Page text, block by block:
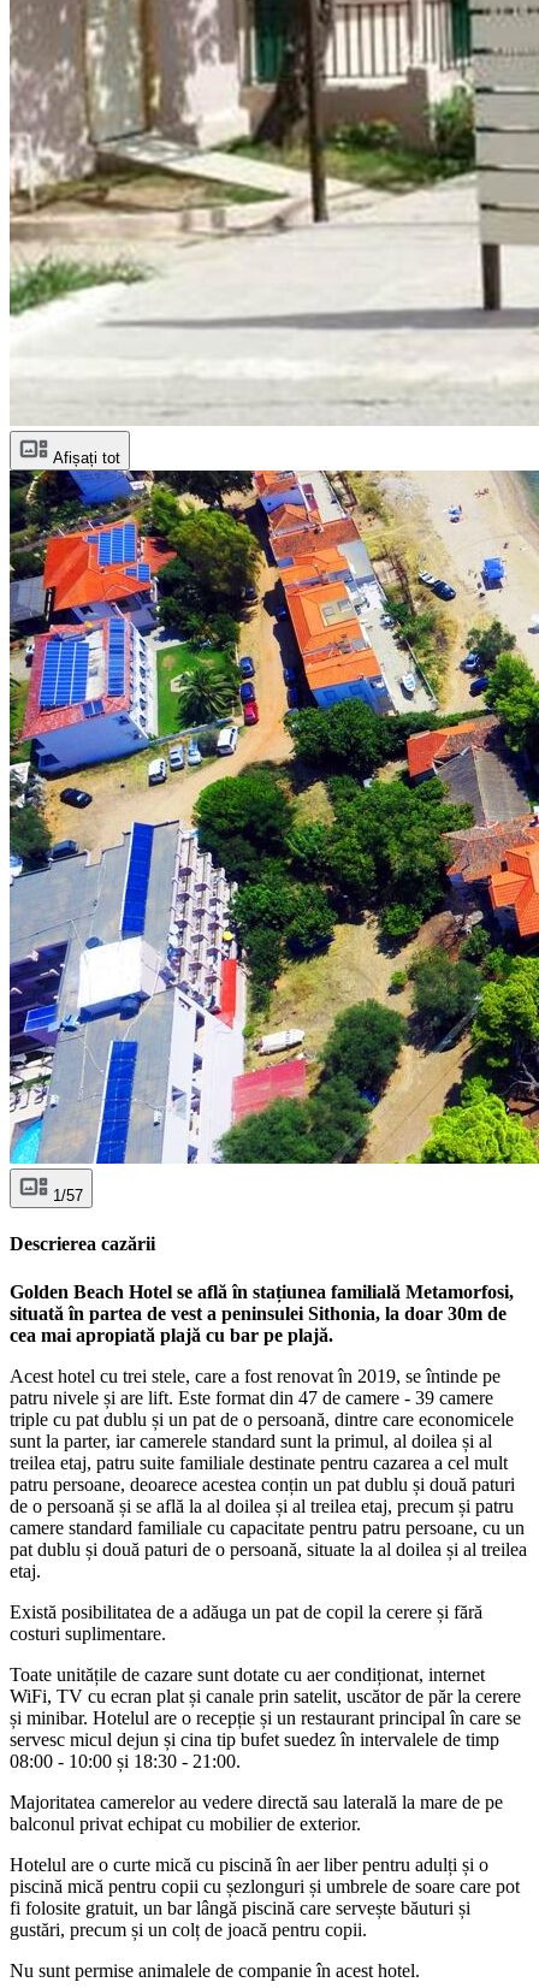
Afișați tot
1/57
Descrierea cazării
Golden Beach Hotel se află în stațiunea familială Metamorfosi,
situată în partea de vest a peninsulei Sithonia, la doar 30m de
cea mai apropiată plajă cu bar pe plajă.
Acest hotel cu trei stele, care a fost renovat în 2019, se întinde pe
patru nivele și are lift. Este format din 47 de camere - 39 camere
triple cu pat dublu și un pat de o persoană, dintre care economicele
sunt la parter, iar camerele standard sunt la primul, al doilea și al
treilea etaj, patru suite familiale destinate pentru cazarea a cel mult
patru persoane, deoarece acestea conțin un pat dublu și două paturi
de o persoană și se află la al doilea și al treilea etaj, precum și patru
camere standard familiale cu capacitate pentru patru persoane, cu un
pat dublu și două paturi de o persoană, situate la al doilea și al treilea
etaj.
Există posibilitatea de a adăuga un pat de copil la cerere și fără
costuri suplimentare.
Toate unitățile de cazare sunt dotate cu aer condiționat, internet
WiFi, TV cu ecran plat și canale prin satelit, uscător de păr la cerere
și minibar. Hotelul are o recepție și un restaurant principal în care se
servesc micul dejun și cina tip bufet suedez în intervalele de timp
08:00 - 10:00 și 18:30 - 21:00.
Majoritatea camerelor au vedere directă sau laterală la mare de pe
balconul privat echipat cu mobilier de exterior.
Hotelul are o curte mică cu piscină în aer liber pentru adulți și o
piscină mică pentru copii cu șezlonguri și umbrele de soare care pot
fi folosite gratuit, un bar lângă piscină care servește băuturi și
gustări, precum și un colț de joacă pentru copii.
Nu sunt permise animalele de companie în acest hotel.